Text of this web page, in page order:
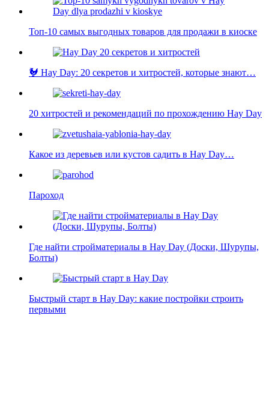
Топ-10 самых выгодных товаров для продажи в киоске
🐓 Hay Day: 20 секретов и хитростей, которые знают…
20 хитростей и рекомендаций по прохождению Hay Day
Какое из деревьев или кустов садить в Hay Day…
Пароход
Где найти стройматериалы в Hay Day (Доски, Шурупы,
Болты)
Быстрый старт в Hay Day: какие постройки строить
первыми